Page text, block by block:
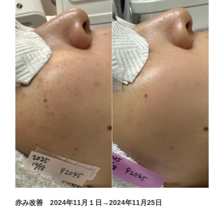
赤み改善 2024年11月１日→2024年11月25日